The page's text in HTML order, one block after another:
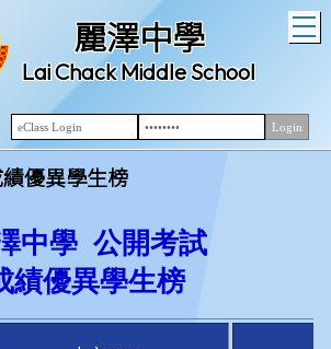
麗澤中學
Lai Chack Middle School
優異學生榜